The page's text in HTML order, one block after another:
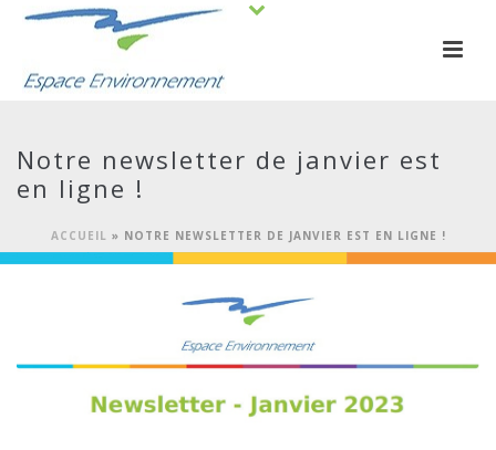
Notre newsletter de janvier est
en ligne !
ACCUEIL » NOTRE NEWSLETTER DE JANVIER EST EN LIGNE !